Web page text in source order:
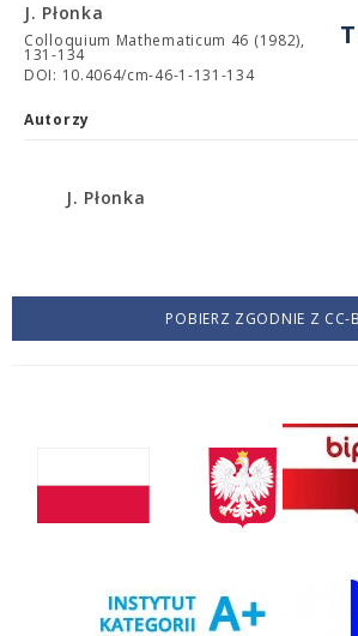
J. Płonka
Colloquium Mathematicum 46 (1982),
131-134
DOI: 10.4064/cm-46-1-131-134
Autorzy
J. Płonka
POBIERZ ZGODNIE Z CC-